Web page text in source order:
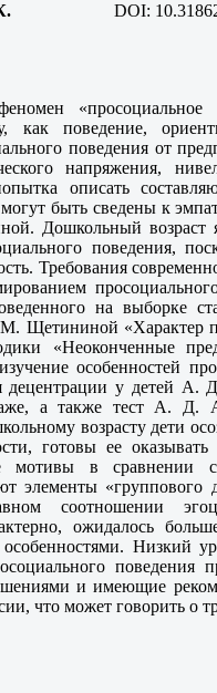
DOI:
как поведение,
поведения от
напряжения,
описать
быть сведены к
Дошкольный возраст
поведения,
Требования
на выборке
Щетининой «Характер
«Неоконченные
особенностей
децентрации у детей
а также тест А. Д.
возрасту дети
готовы ее
мотивы в сравнении
элементы «группового
соотношении
ожидалось
Низкий
и имеющие
что может говорить о